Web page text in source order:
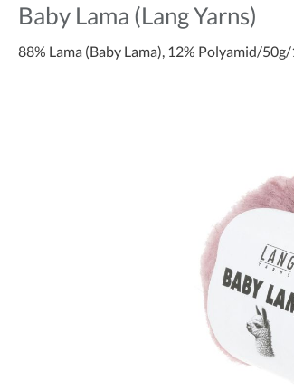
Baby Lama (Lang Yarns)
88% Lama (Baby Lama), 12% Polyamid/